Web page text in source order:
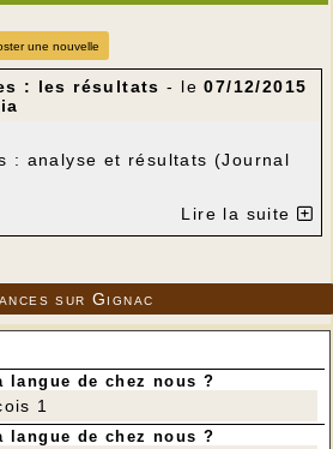
une nouvelle
: les résultats - le07/12/2015
: analyse et résultats (Journal
Lire la suite
sur Gignac
langue de chez nous ?
1
langue de chez nous ?